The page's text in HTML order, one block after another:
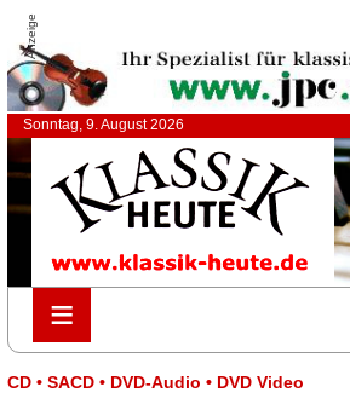
Anzeige
Sonntag, 9. August 2026
≡
≡
CD • SACD • DVD-Audio • DVD Video